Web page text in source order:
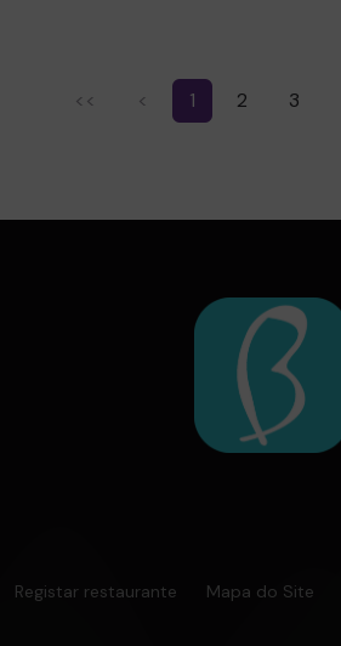
<< < 1 2 3
Registar restaurante Mapa do Site